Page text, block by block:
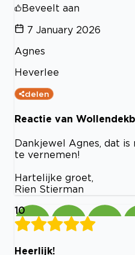
Beveelt aan
7 January 2026
Agnes
Heverlee
delen
Reactie van
Dankjewel Agnes, dat
te vernemen!
Hartelijke groet,
Rien Stierman
10
Heerlijk!